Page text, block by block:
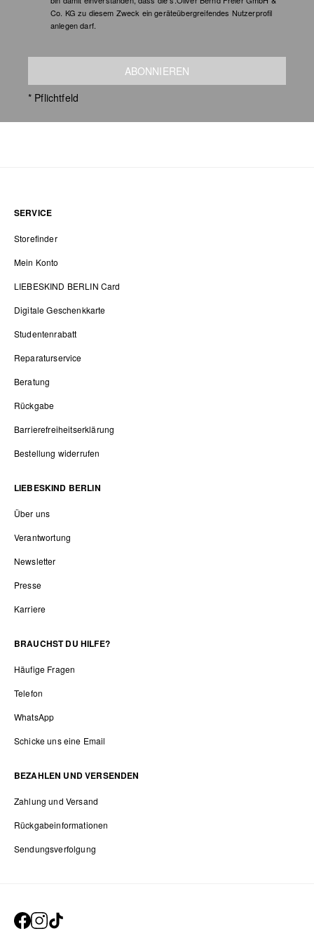
Co. KG zu diesem Zweck ein geräteübergreifendes Nutzerprofil
anlegen darf.
ABONNIEREN
* Pflichtfeld
SERVICE
Storefinder
Mein Konto
LIEBESKIND BERLIN Card
Digitale Geschenkkarte
Studentenrabatt
Reparaturservice
Beratung
Rückgabe
Barrierefreiheitserklärung
Bestellung widerrufen
LIEBESKIND BERLIN
Über uns
Verantwortung
Newsletter
Presse
Karriere
BRAUCHST DU HILFE?
Häufige Fragen
Telefon
WhatsApp
Schicke uns eine Email
BEZAHLEN UND VERSENDEN
Zahlung und Versand
Rückgabeinformationen
Sendungsverfolgung